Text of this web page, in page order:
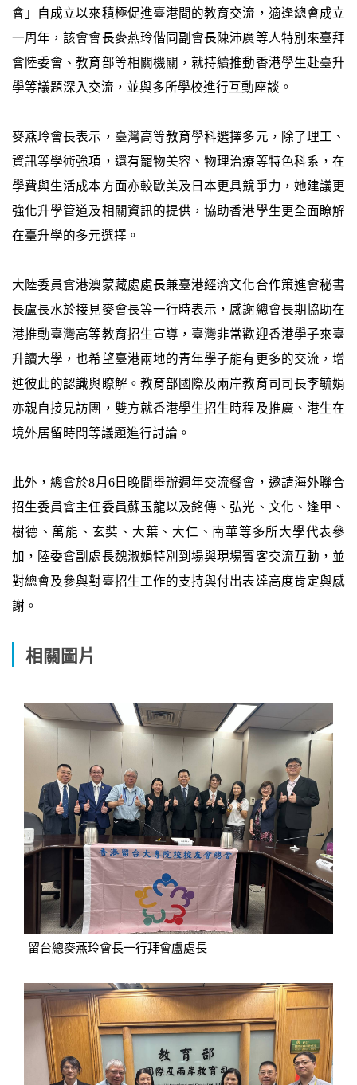
會」自成立以來積極促進臺港間的教育交流，適逢總會成立
一周年，該會會長麥燕玲偕同副會長陳沛廣等人特別來臺拜
會陸委會、教育部等相關機關，就持續推動香港學生赴臺升
學等議題深入交流，並與多所學校進行互動座談。
麥燕玲會長表示，臺灣高等教育學科選擇多元，除了理工、
資訊等學術強項，還有寵物美容、物理治療等特色科系，在
學費與生活成本方面亦較歐美及日本更具競爭力，她建議更
強化升學管道及相關資訊的提供，協助香港學生更全面瞭解
在臺升學的多元選擇。
大陸委員會港澳蒙藏處處長兼臺港經濟文化合作策進會秘書
長盧長水於接見麥會長等一行時表示，感謝總會長期協助在
港推動臺灣高等教育招生宣導，臺灣非常歡迎香港學子來臺
升讀大學，也希望臺港兩地的青年學子能有更多的交流，增
進彼此的認識與瞭解。教育部國際及兩岸教育司司長李毓娟
亦親自接見訪團，雙方就香港學生招生時程及推廣、港生在
境外居留時間等議題進行討論。
此外，總會於8月6日晚間舉辦週年交流餐會，邀請海外聯合
招生委員會主任委員蘇玉龍以及銘傳、弘光、文化、逢甲、
樹德、萬能、玄奘、大葉、大仁、南華等多所大學代表參
加，陸委會副處長魏淑娟特別到場與現場賓客交流互動，並
對總會及參與對臺招生工作的支持與付出表達高度肯定與感
謝。
相關圖片
留台總麥燕玲會長一行拜會盧處長